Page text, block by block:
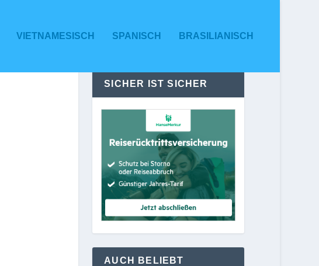
VIETNAMESISCH SPANISCH BRASILIANISCH
SICHER IST SICHER
AUCH BELIEBT